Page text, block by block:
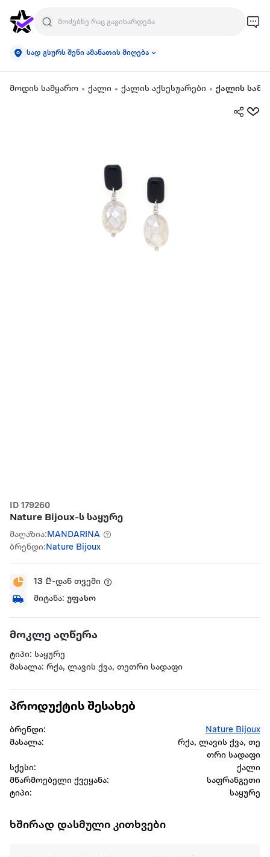
სად გსურს შენი ამანათის მიღება
მოდის სამყარო ქალი ქალის აქსესუარები ქალის
ID 179260
Nature Bijoux-ს საყურე
მაღაზია: MANDARINA
ბრენდი: Nature Bijoux
13 ₾-დან თვეში
მიტანა: უფასო
მოკლე აღწერა
ტიპი: საყურე
მასალა: რქა, ლავის ქვა, თეთრი სადაფი
პროდუქტის შესახებ
ბრენდი:
Nature Bijoux
მასალა:
რქა, ლავის ქვა, თე
თრი სადაფი
სქესი:
ქალი
მწარმოებელი ქვეყანა:
საფრანგეთი
ტიპი:
საყურე
ხშირად დასმული კითხვები